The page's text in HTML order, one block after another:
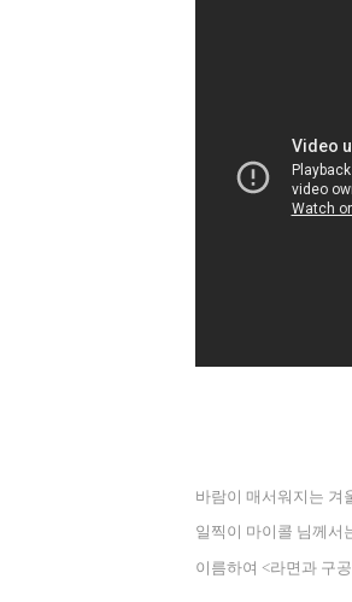
바람이 매서워지는 겨
일찍이 마이콜 님께서
이름하여 <라면과 구